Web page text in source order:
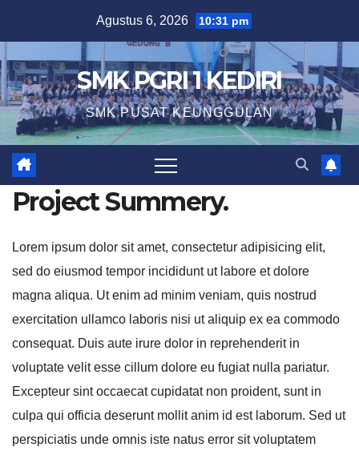
content
Agustus 6, 2026 10:31 pm
SMK PGRI 1 KEDIRI
SMK PUSAT KEUNGGULAN
Project Summery.
Lorem ipsum dolor sit amet, consectetur adipisicing elit,
sed do eiusmod tempor incididunt ut labore et dolore
magna aliqua. Ut enim ad minim veniam, quis nostrud
exercitation ullamco laboris nisi ut aliquip ex ea commodo
consequat. Duis aute irure dolor in reprehenderit in
voluptate velit esse cillum dolore eu fugiat nulla pariatur.
Excepteur sint occaecat cupidatat non proident, sunt in
culpa qui officia deserunt mollit anim id est laborum. Sed ut
perspiciatis unde omnis iste natus error sit voluptatem